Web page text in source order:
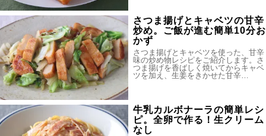
さつま揚げとキャベツの甘辛
炒め。ご飯が進む簡単10分お
かず
さつま揚げとキャベツを使った、甘辛
味の炒め物レシピをご紹介します。さ
つま揚げを香ばしく焼いてからキャベ
ツを加え、生姜をきかせた甘辛…
牛乳カルボナーラの簡単レシ
ピ。全卵で作る！生クリーム
なし